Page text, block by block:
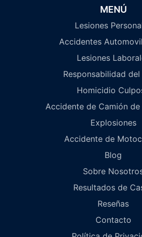
MENÚ
Lesiones
Accidentes
Lesiones
Responsabilidad
Homicidio
Accidente de Camión de
Explosiones
Accidente de
Blog
Sobre
Resultados de
Reseñas
Contacto